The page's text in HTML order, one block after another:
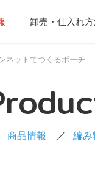
卸売・仕入れ
ネットでつくるポーチ
商品情報 編み